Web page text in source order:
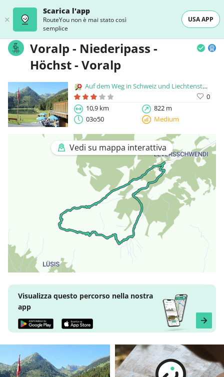
Scarica l'app
RouteYou non è mai stato così
semplice
USA APP
Voralp - Niederipass -
Höchst - Voralp
Auf dem Weg in Schweiz und Liechtenstein
0
10,9 km
822 m
03o50
Medium
Vedi su mappa interattiva
Visualizza questo percorso nella nostra
app